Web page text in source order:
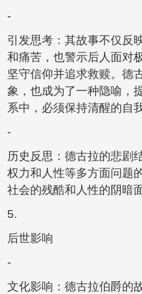
-
引发思考：其故事不仅反
和痛苦，也警示后人面对
坚守信仰并追求救赎。德
象，也成为了一种隐喻，
系中，必须保持清醒的自
-
历史反思：德古拉的悲剧
权力和人性等多方面问题
社会的残酷和人性的阴暗面
5.
后世影响
-
文化影响：德古拉伯爵的